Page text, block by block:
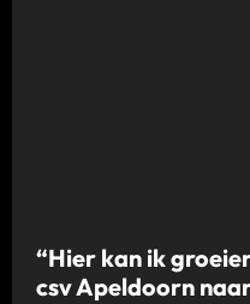
“Hier kan ik
csv Apeldoorn